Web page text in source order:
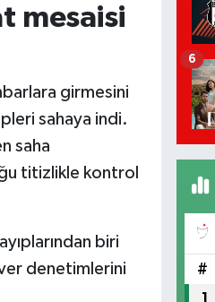
mesaisi
girmesini
sahaya indi.
saha
titizlikle kontrol
biri
denetimlerini
6
#
1